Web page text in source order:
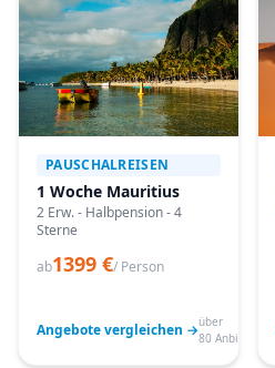
PAUSCHALREISEN
1 Woche Mauritius
2 Erw. - Halbpension - 4
Sterne
ab1399 €/ Person
Angebote vergleichen →über
80 Anbieter